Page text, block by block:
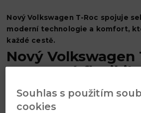
Nový Volkswagen T-Roc spojuje
moderní technologie a komfort,
každé cestě.
Nový Volkswagen
sportovní,
komfortní
Volkswagen spustil předprodej nové
Souhlas s použitím
cookies